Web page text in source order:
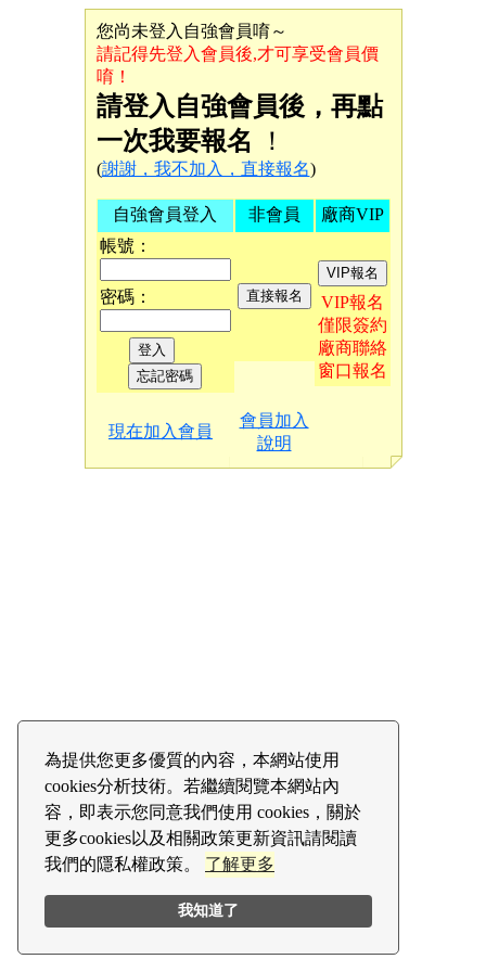
為提供您更多優質的內容，本網站使用
cookies分析技術。若繼續閱覽本網站內
容，即表示您同意我們使用 cookies，關於
更多cookies以及相關政策更新資訊請閱讀
我們的隱私權政策。 了解更多
我知道了
您尚未登入自強會員唷～
請記得先登入會員後,才可享受會員價
唷！
請登入自強會員後，再點
一次我要報名 ！
(謝謝，我不加入，直接報名)
自強會員登入
帳號：
密碼：
非會員 廠商VIP
VIP報名
僅限簽約
廠商聯絡
窗口報名
現在加入會員
會員加入
說明